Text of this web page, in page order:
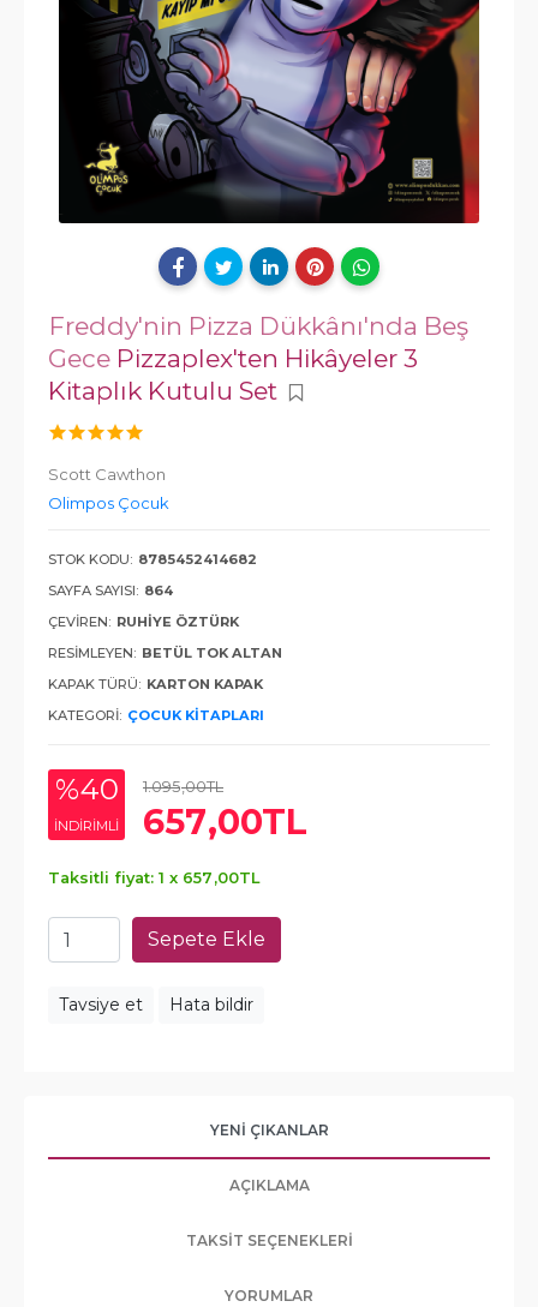
Freddy'nin Pizza Dükkânı'nda Beş
Gece Pizzaplex'ten Hikâyeler 3
Kitaplık Kutulu Set
Scott Cawthon
Olimpos Çocuk
STOK KODU: 8785452414682
SAYFA SAYISI: 864
ÇEVIREN: RUHIYE ÖZTÜRK
RESIMLEYEN: BETÜL TOK ALTAN
KAPAK TÜRÜ: KARTON KAPAK
KATEGORI: ÇOCUK KITAPLARI
%40
INDIRIMLI
1.095,00TL
657,00TL
Taksitli fiyat: 1 x 657 ,00TL
Sepete Ekle
Tavsiye et Hata bildir
YENI ÇIKANLAR
AÇIKLAMA
TAKSIT SEÇENEKLERI
YORUMLAR